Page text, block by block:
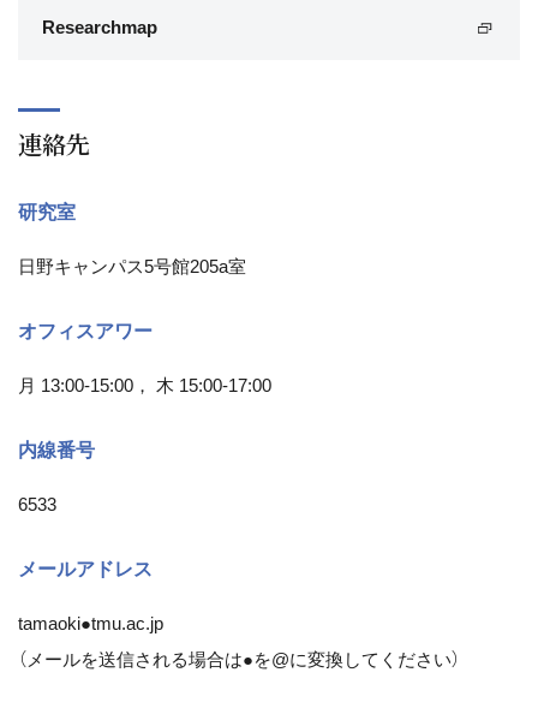
Researchmap
連絡先
研究室
日野キャンパス5号館205a室
オフィスアワー
月 13:00-15:00， 木 15:00-17:00
内線番号
6533
メールアドレス
tamaoki●tmu.ac.jp
（メールを送信される場合は●を@に変換してください）